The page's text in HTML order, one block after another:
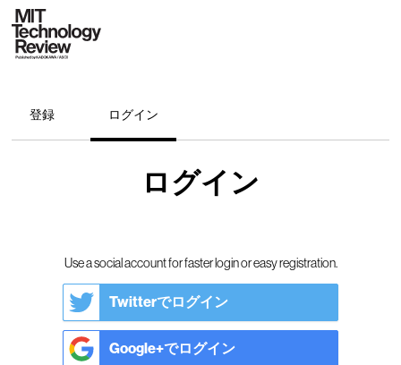
登録 ログイン
ログイン
Use a social account for faster login or easy registration.
Twitterでログイン
Google+でログイン